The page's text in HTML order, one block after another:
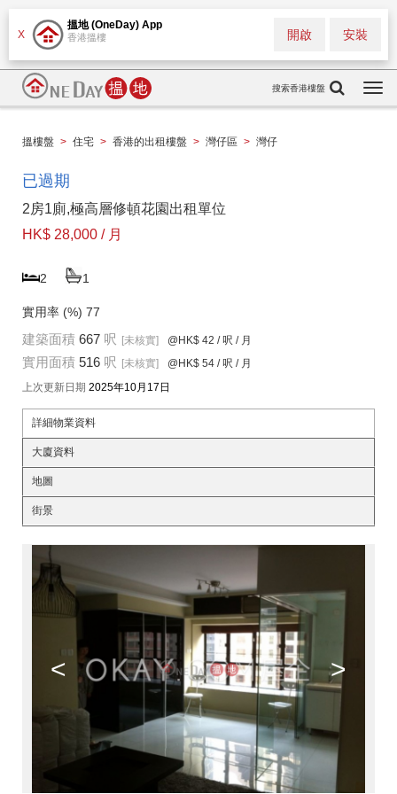
X
搵地 (OneDay) App
香港搵樓 安裝
開啟
搜索香港樓盤
搵樓盤 > 住宅 > 香港的出租樓盤 > 灣仔區 > 灣仔
已過期
2房1廁,極高層修頓花園出租單位
HK$ 28,000 / 月
2 1
實用率 (%) 77
建築面積 667 呎 [未核實] @HK$ 42 / 呎 / 月
實用面積 516 呎 [未核實] @HK$ 54 / 呎 / 月
上次更新日期 2025年10月17日
詳細物業資料
大廈資料
地圖
街景
< >